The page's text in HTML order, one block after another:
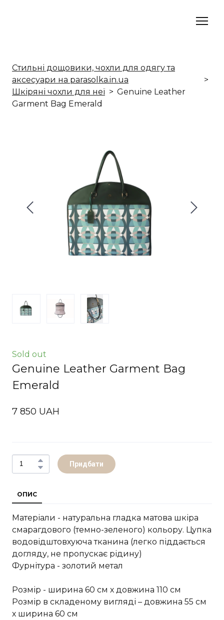
Стильні дощовики, чохли для одягу та
аксесуари на parasolka.in.ua
Шкіряні чохли для неї
Genuine Leather
Garment Bag Emerald
Sold out
Genuine Leather Garment Bag
Emerald
7 850 UAH
Придбати
ОПИС
Матеріали - натуральна гладка матова шкіра
смарагдового (темно-зеленого) кольору. Цупка
водовідштовхуюча тканина (легко піддається
догляду, не пропускає рідину)
Фурнітура - золотий метал
Розмір - ширина 60 см х довжина 110 см
Розмір в складеному вигляді – довжина 55 см
х ширина 60 см